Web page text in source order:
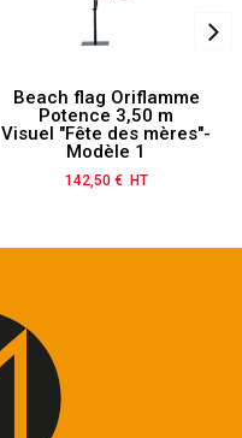
Beach flag Oriflamme
Potence 3,50 m
Visuel "Fête des mères"-
Modèle 1
Prix
142,50 € HT